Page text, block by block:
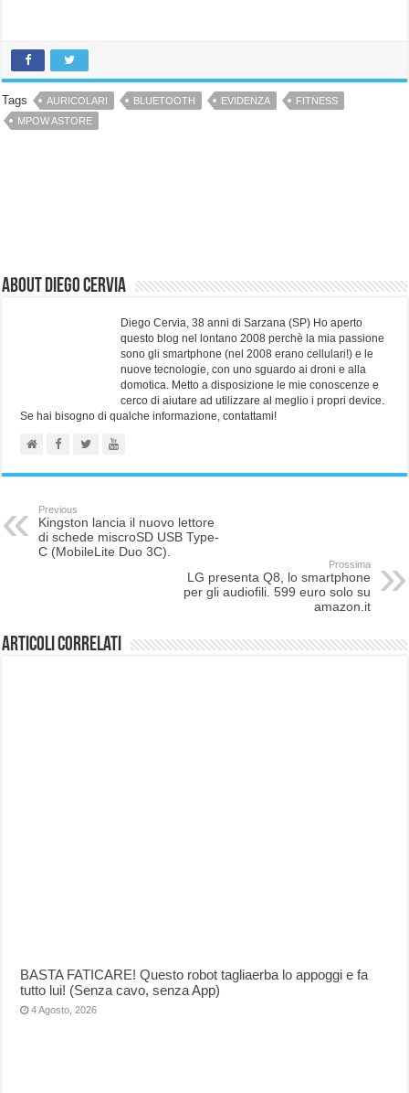
Tags AURICOLARI BLUETOOTH EVIDENZA
FITNESS
MPOW ASTORE
About Diego Cervia
Diego Cervia, 38 anni di Sarzana (SP) Ho aperto
questo blog nel lontano 2008 perchè la mia passione
sono gli smartphone (nel 2008 erano cellulari!) e le
nuove tecnologie, con uno sguardo ai droni e alla
domotica. Metto a disposizione le mie conoscenze e
cerco di aiutare ad utilizzare al meglio i propri device.
Se hai bisogno di qualche informazione, contattami!
Previous
Kingston lancia il nuovo lettore
di schede miscroSD USB Type-
C (MobileLite Duo 3C).
Prossima
LG presenta Q8, lo smartphone
per gli audiofili. 599 euro solo su
amazon.it
Articoli correlati
BASTA FATICARE! Questo robot tagliaerba lo appoggi e fa
tutto lui! (Senza cavo, senza App)
4 Agosto, 2026